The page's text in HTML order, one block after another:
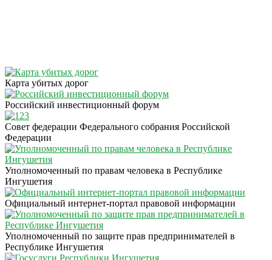
Карта убитых дорог
Российский инвестиционный форум
Совет федерации Федерального собрания Российской
Федерации
Уполномоченный по правам человека в Республике
Ингушетия
Официальный интернет-портал правовой информации
Уполномоченный по защите прав предпринимателей в
Республике Ингушетия